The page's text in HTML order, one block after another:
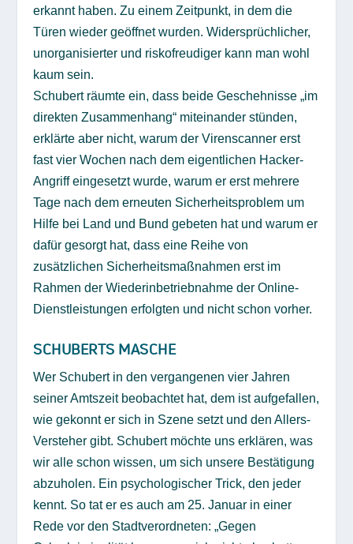
erkannt haben. Zu einem Zeitpunkt, in dem die
Türen wieder geöffnet wurden. Widersprüchlicher,
unorganisierter und riskofreudiger kann man wohl
kaum sein.
Schubert räumte ein, dass beide Geschehnisse „im
direkten Zusammenhang“ miteinander stünden,
erklärte aber nicht, warum der Virenscanner erst
fast vier Wochen nach dem eigentlichen Hacker-
Angriff eingesetzt wurde, warum er erst mehrere
Tage nach dem erneuten Sicherheitsproblem um
Hilfe bei Land und Bund gebeten hat und warum er
dafür gesorgt hat, dass eine Reihe von
zusätzlichen Sicherheitsmaßnahmen erst im
Rahmen der Wiederinbetriebnahme der Online-
Dienstleistungen erfolgten und nicht schon vorher.
SCHUBERTS MASCHE
Wer Schubert in den vergangenen vier Jahren
seiner Amtszeit beobachtet hat, dem ist aufgefallen,
wie gekonnt er sich in Szene setzt und den Allers-
Versteher gibt. Schubert möchte uns erklären, was
wir alle schon wissen, um sich unsere Bestätigung
abzuholen. Ein psychologischer Trick, den jeder
kennt. So tat er es auch am 25. Januar in einer
Rede vor den Stadtverordneten: „Gegen